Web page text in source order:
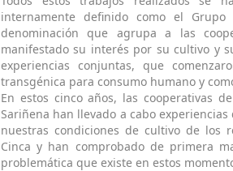
internamente definido como el
denominación que agrupa a las
manifestado su interés por su cultivo y
experiencias conjuntas, que
transgénica para consumo humano y
En estos cinco años, las cooperativas
Sariñena han llevado a cabo
nuestras condiciones de cultivo de los
Cinca y han comprobado de primera
problemática que existe en estos